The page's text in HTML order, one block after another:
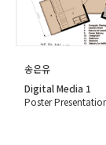
송은유
Digital Media 1
Poster